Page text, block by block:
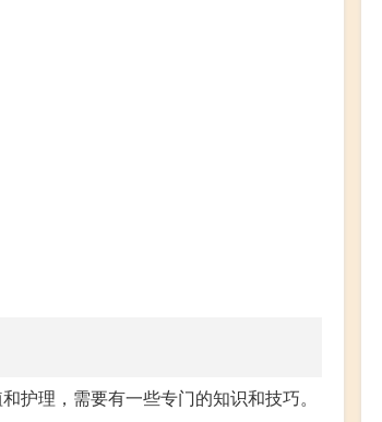
护理，需要有一些专门的知识和技巧。